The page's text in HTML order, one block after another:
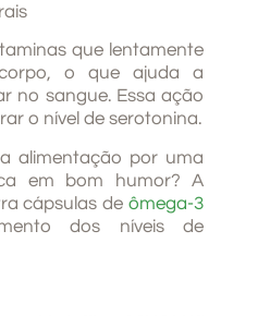
que lentamente
o que ajuda a
no sangue. Essa ação
o nível de serotonina.
alimentação por uma
em bom humor? A
cápsulas deômega-3
dos níveis de